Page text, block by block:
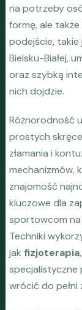
na potrzeby
formę, ale
podejście,
Bielsku-Białej,
oraz szybką
nich dojdzie.
Różnorodność
prostych
złamania i
mechanizmów,
znajomość
kluczowe dla
sportowcom na
Techniki
jak fizjoterapia
specjalistyczne
wrócić do